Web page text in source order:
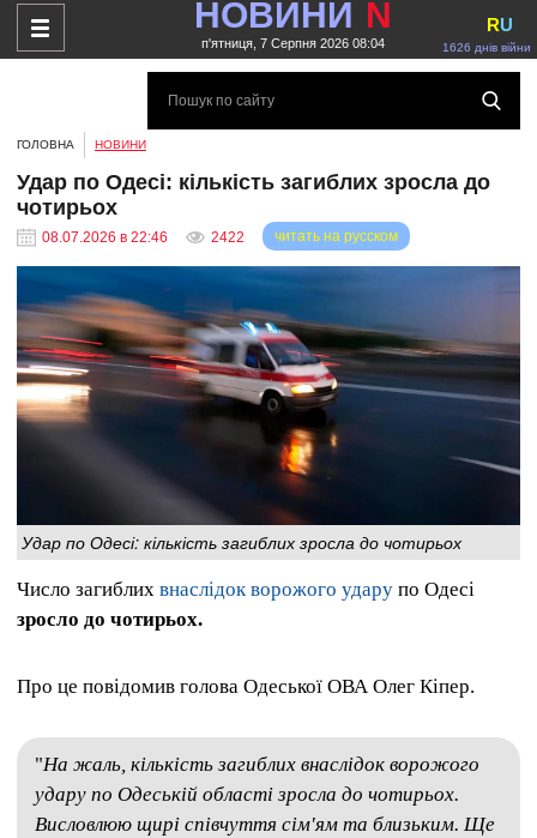
НОВИНИ N
п'ятниця, 7 Серпня 2026 08:04 1626 днів війни
RU
ГОЛОВНА НОВИНИ
Удар по Одесі: кількість загиблих зросла до
чотирьох
08.07.2026 в 22:46 2422 читать на русском
Удар по Одесі: кількість загиблих зросла до чотирьох
Число загиблих внаслідок ворожого удару по Одесі
зросло до чотирьох.
Про це повідомив голова Одеської ОВА Олег Кіпер.
"На жаль, кількість загиблих внаслідок ворожого
удару по Одеській області зросла до чотирьох.
Висловлюю щирі співчуття сім'ям та близьким. Ще